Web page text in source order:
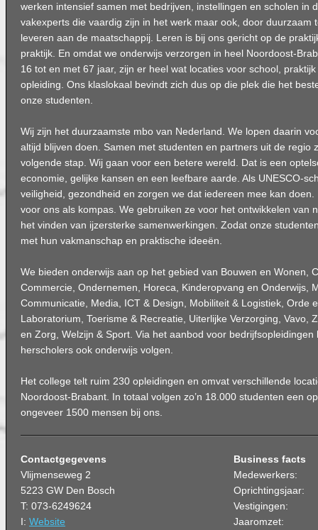
werken intensief samen met bedrijven, instellingen en scholen in
vakexperts die vaardig zijn in het werk maar ook, door duurzaam
leveren aan de maatschappij. Leren is bij ons gericht op de
praktijk. En omdat we onderwijs verzorgen in heel Noordoost-
16 tot en met 67 jaar, zijn er heel wat locaties voor school,
opleiding. Ons klaslokaal bevindt zich dus op die plek die het
onze studenten.
Wij zijn het duurzaamste mbo van Nederland. We lopen daarin
altijd blijven doen. Samen met studenten en partners uit de regio
volgende stap. Wij gaan voor een betere wereld. Dat is een
economie, gelijke kansen en een leefbare aarde. Als UNESCO-
veiligheid, gezondheid en zorgen we dat iedereen mee kan
voor ons als kompas. We gebruiken ze voor het ontwikkelen van
het vinden van ijzersterke samenwerkingen. Zodat onze
met hun vakmanschap en praktische ideeën.
We bieden onderwijs aan op het gebied van Bouwen en Wonen,
Commercie, Ondernemen, Horeca, Kinderopvang en Onderwijs,
Communicatie, Media, ICT & Design, Mobiliteit & Logistiek, Orde
Laboratorium, Toerisme & Recreatie, Uiterlijke Verzorging, Vavo,
en Zorg, Welzijn & Sport. Via het aanbod voor
herscholers ook onderwijs volgen.
Het college telt ruim 230 opleidingen en omvat verschillende
Noordoost-Brabant. In totaal volgen zo’n 18.000 studenten een
ongeveer 1500 mensen bij ons.
Contactgegevens
Vlijmenseweg 2
5223 GW Den Bosch
T: 073-6249624
I: Website
Business facts
Medewerkers:
Oprichtingsjaar:
Vestigingen:
Jaaromzet: